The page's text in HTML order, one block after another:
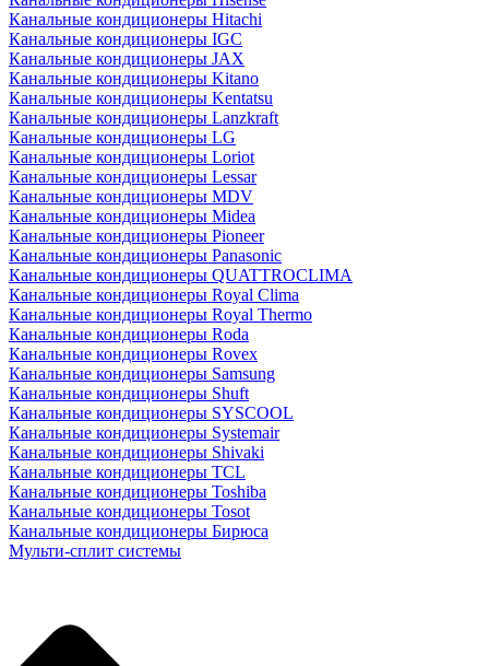
Канальные кондиционеры Hitachi
Канальные кондиционеры IGC
Канальные кондиционеры JAX
Канальные кондиционеры Kitano
Канальные кондиционеры Kentatsu
Канальные кондиционеры Lanzkraft
Канальные кондиционеры LG
Канальные кондиционеры Loriot
Канальные кондиционеры Lessar
Канальные кондиционеры MDV
Канальные кондиционеры Midea
Канальные кондиционеры Pioneer
Канальные кондиционеры Panasonic
Канальные кондиционеры QUATTROCLIMA
Канальные кондиционеры Royal Clima
Канальные кондиционеры Royal Thermo
Канальные кондиционеры Roda
Канальные кондиционеры Rovex
Канальные кондиционеры Samsung
Канальные кондиционеры Shuft
Канальные кондиционеры SYSCOOL
Канальные кондиционеры Systemair
Канальные кондиционеры Shivaki
Канальные кондиционеры TCL
Канальные кондиционеры Toshiba
Канальные кондиционеры Tosot
Канальные кондиционеры Бирюса
Мульти-сплит системы